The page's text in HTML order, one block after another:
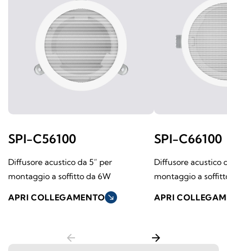
SPI-C56100
Diffusore acustico da 5” per
montaggio a soffitto da 6W
APRI COLLEGAMENTO south_east
SPI-C66100
Diffusore acustico
montaggio a
APRI
arrow_back arrow_forward